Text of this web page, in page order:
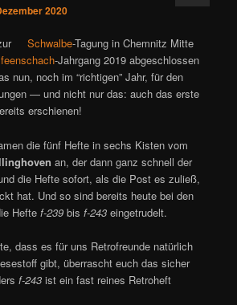
2020
Schwalbe-Tagung in Chemnitz Mitte
feenschach-Jahrgang 2019 abgeschlossen
nun, noch im “richtigen” Jahr, für den
— und nicht nur das: auch das erste
erschienen!
die fünf Hefte in sechs Kisten vom
an, der dann ganz schnell der
die Hefte sofort, als die Post es zuließ,
hat. Und so sind bereits heute bei den
Heftef-239 bisf-243 eingetrudelt.
dass es für uns Retrofreunde natürlich
gibt, überrascht euch das sicher
f-243 ist ein fast reines Retroheft